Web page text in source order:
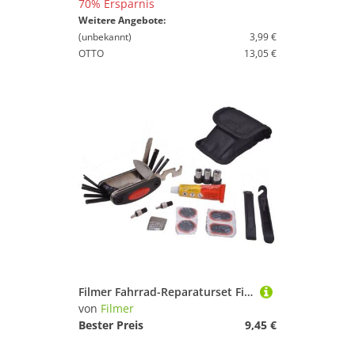
70% Ersparnis
Weitere Angebote:
(unbekannt)
3,99 €
OTTO
13,05 €
Filmer Fahrrad-Reparaturset Filmer Fahrrad Reparaturset Flickzeug 24 teilig 45017, 1-St.
von Filmer
Bester Preis
9,45 €